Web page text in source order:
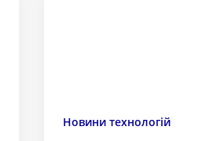
Новини технологій